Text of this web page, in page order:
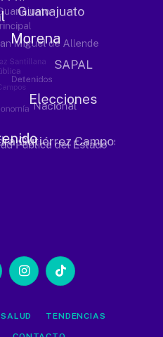
InstagramTikTok
SALUD TENDENCIAS